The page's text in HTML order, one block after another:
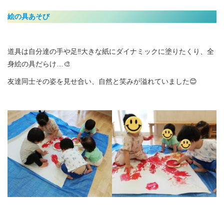
絵の具あそび
道具は自分達の手や足‼️大きな紙にダイナミックに塗りたくり、全
身絵の具だらけ…🎨
友達同士その姿を見せ合い、自然と笑みが溢れていました😊